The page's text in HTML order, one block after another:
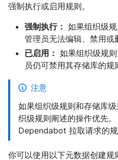
强制执行或启用规则。
强制执行： 如果组织级
管理员无法编辑、禁用或
已启用： 如果组织级规
员仍可禁用其存储库的规
注意
如果组织级规则和存储库
织级规则阐述的操作优先
Dependabot 拉取请求的规
你可以使用以下元数据创建规